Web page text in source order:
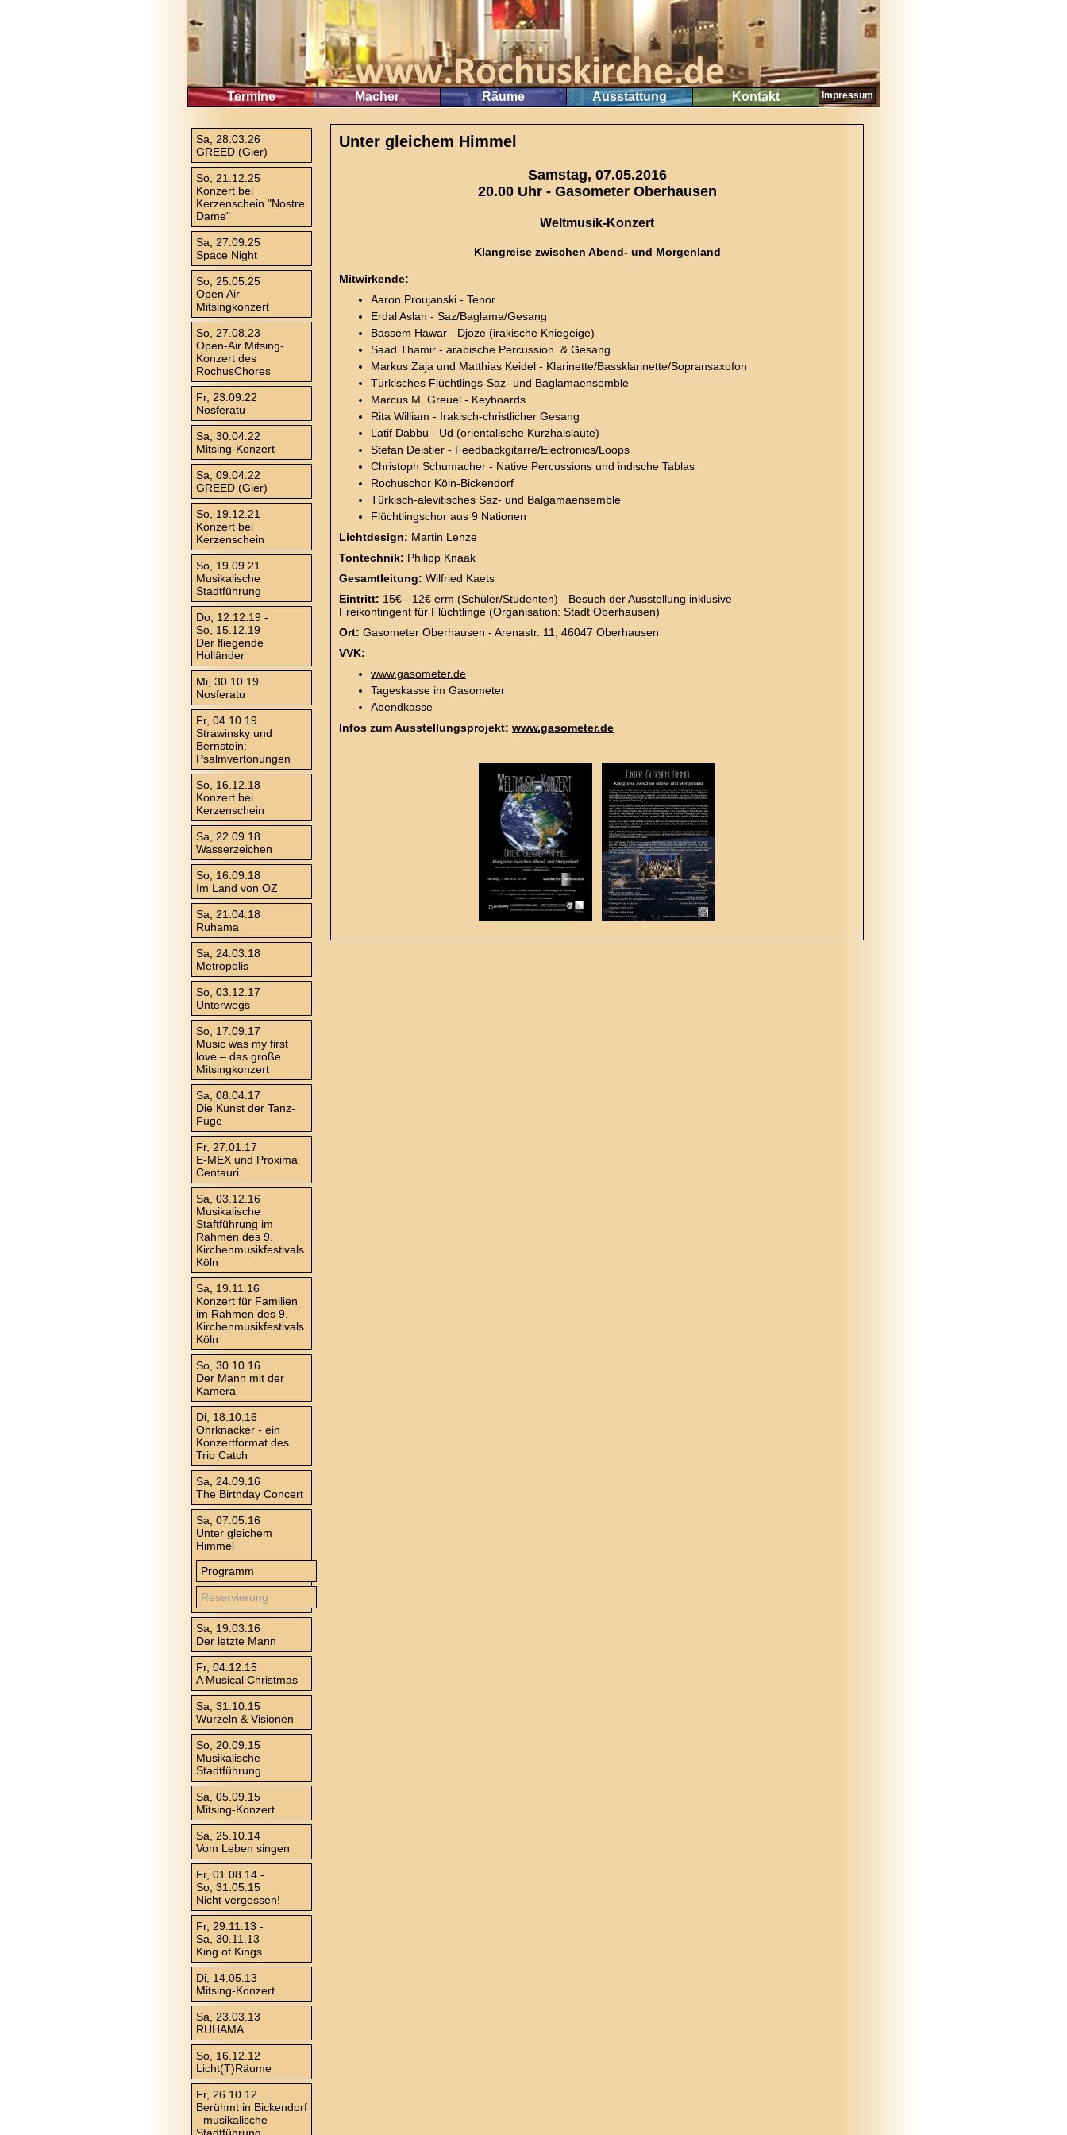
Termine Macher Räume Ausstattung Kontakt Impressum
Sa, 28.03.26
GREED (Gier)
So, 21.12.25
Konzert bei
Kerzenschein "Nostre
Dame"
Sa, 27.09.25
Space Night
So, 25.05.25
Open Air
Mitsingkonzert
So, 27.08.23
Open-Air Mitsing-
Konzert des
RochusChores
Fr, 23.09.22
Nosferatu
Sa, 30.04.22
Mitsing-Konzert
Sa, 09.04.22
GREED (Gier)
So, 19.12.21
Konzert bei
Kerzenschein
So, 19.09.21
Musikalische
Stadtführung
Do, 12.12.19 -
So, 15.12.19
Der fliegende
Holländer
Mi, 30.10.19
Nosferatu
Fr, 04.10.19
Strawinsky und
Bernstein:
Psalmvertonungen
So, 16.12.18
Konzert bei
Kerzenschein
Sa, 22.09.18
Wasserzeichen
So, 16.09.18
Im Land von OZ
Sa, 21.04.18
Ruhama
Sa, 24.03.18
Metropolis
So, 03.12.17
Unterwegs
So, 17.09.17
Music was my first
love – das große
Mitsingkonzert
Sa, 08.04.17
Die Kunst der Tanz-
Fuge
Fr, 27.01.17
E-MEX und Proxima
Centauri
Sa, 03.12.16
Musikalische
Staftführung im
Rahmen des 9.
Kirchenmusikfestivals
Köln
Sa, 19.11.16
Konzert für Familien
im Rahmen des 9.
Kirchenmusikfestivals
Köln
So, 30.10.16
Der Mann mit der
Kamera
Di, 18.10.16
Ohrknacker - ein
Konzertformat des
Trio Catch
Sa, 24.09.16
The Birthday Concert
Sa, 07.05.16
Unter gleichem
Himmel
Programm
Reservierung
Sa, 19.03.16
Der letzte Mann
Fr, 04.12.15
A Musical Christmas
Sa, 31.10.15
Wurzeln & Visionen
So, 20.09.15
Musikalische
Stadtführung
Sa, 05.09.15
Mitsing-Konzert
Sa, 25.10.14
Vom Leben singen
Fr, 01.08.14 -
So, 31.05.15
Nicht vergessen!
Fr, 29.11.13 -
Sa, 30.11.13
King of Kings
Di, 14.05.13
Mitsing-Konzert
Sa, 23.03.13
RUHAMA
So, 16.12.12
Licht(T)Räume
Fr, 26.10.12
Berühmt in Bickendorf
- musikalische
Unter gleichem Himmel
Samstag, 07.05.2016
20.00 Uhr - Gasometer Oberhausen
Weltmusik-Konzert
Klangreise zwischen Abend- und Morgenland
Mitwirkende:
Aaron Proujanski - Tenor
Erdal Aslan - Saz/Baglama/Gesang
Bassem Hawar - Djoze (irakische Kniegeige)
Saad Thamir - arabische Percussion & Gesang
Markus Zaja und Matthias Keidel - Klarinette/Bassklarinette/Sopransaxofon
Türkisches Flüchtlings-Saz- und Baglamaensemble
Marcus M. Greuel - Keyboards
Rita William - Irakisch-christlicher Gesang
Latif Dabbu - Ud (orientalische Kurzhalslaute)
Stefan Deistler - Feedbackgitarre/Electronics/Loops
Christoph Schumacher - Native Percussions und indische Tablas
Rochuschor Köln-Bickendorf
Türkisch-alevitisches Saz- und Balgamaensemble
Flüchtlingschor aus 9 Nationen
Lichtdesign: Martin Lenze
Tontechnik: Philipp Knaak
Gesamtleitung: Wilfried Kaets
Eintritt: 15€ - 12€ erm (Schüler/Studenten) - Besuch der Ausstellung inklusive
Freikontingent für Flüchtlinge (Organisation: Stadt Oberhausen)
Ort: Gasometer Oberhausen - Arenastr. 11, 46047 Oberhausen
VVK:
www.gasometer.de
Tageskasse im Gasometer
Abendkasse
Infos zum Ausstellungsprojekt: www.gasometer.de